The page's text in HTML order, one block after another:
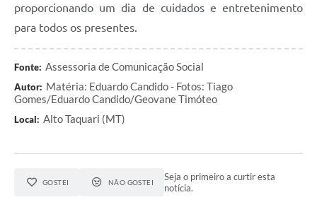
proporcionando um dia de cuidados e entretenimento
para todos os presentes.
Fonte: Assessoria de Comunicação Social
Autor: Matéria: Eduardo Candido - Fotos: Tiago
Gomes/Eduardo Candido/Geovane Timóteo
Local: Alto Taquari (MT)
GOSTEI NÃO GOSTEI
Seja o primeiro a curtir esta
notícia.